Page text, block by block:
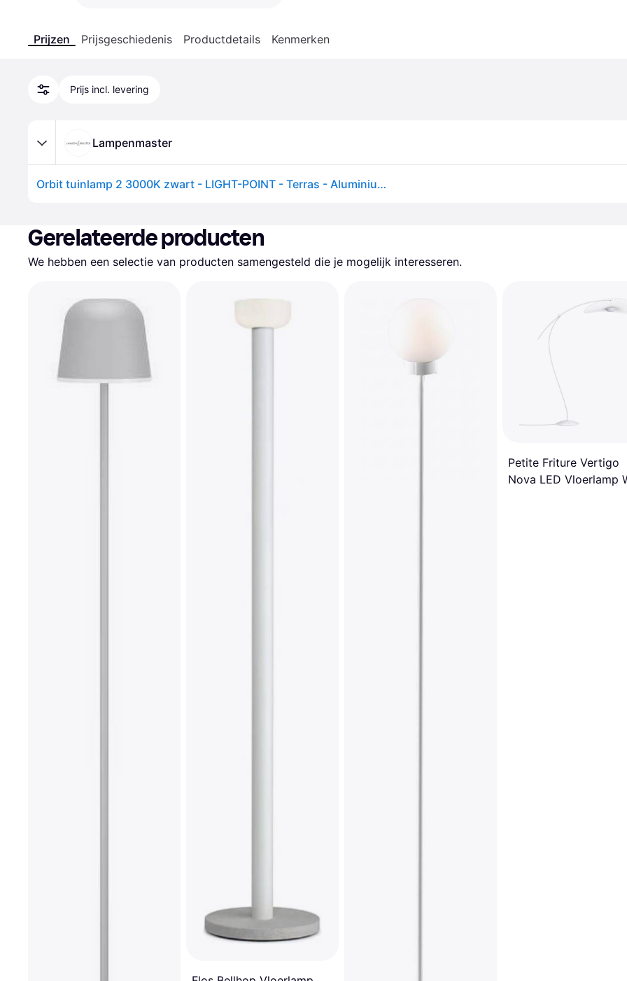
Prijzen Prijsgeschiedenis Productdetails Kenmerken
Prijs incl. levering
Lampenmaster
Orbit tuinlamp 2 3000K zwart - LIGHT-POINT - Terras - Aluminium
Gerelateerde producten
We hebben een selectie van producten samengesteld die je mogelijk interesseren.
Petite Friture Vertigo
Nova LED Vloerlamp